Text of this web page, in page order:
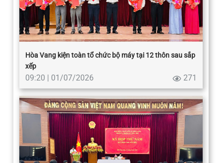
Hòa Vang kiện toàn tổ chức bộ máy tại 12 thôn sau sắp
xếp
09:20 | 01/07/2026 271